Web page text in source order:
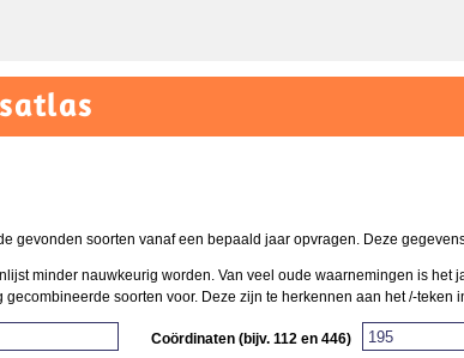
gevonden soorten vanaf een bepaald jaar opvragen. Deze
minder nauwkeurig worden. Van veel oude waarnemingen is het
soorten voor. Deze zijn te herkennen aan het /-teken
Coördinaten (bijv. 112 en 446)